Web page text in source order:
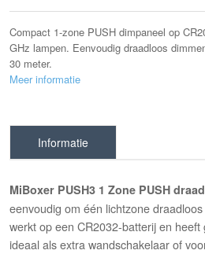
Compact 1-zone PUSH dimpaneel op
GHz lampen. Eenvoudig draadloos
30 meter.
Meer informatie
Informatie
MiBoxer PUSH3 1 Zone PUSH
eenvoudig om één lichtzone
werkt op een CR2032-batterij en
ideaal als extra wandschakelaar of